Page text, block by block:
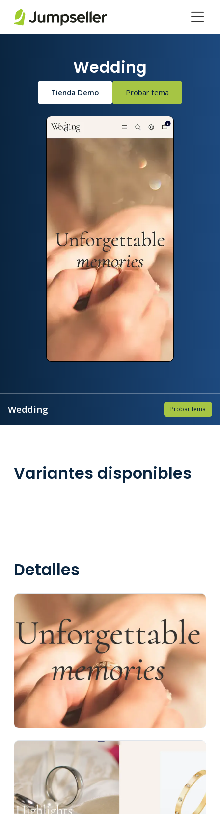
Wedding
Tienda Demo Probar tema
Wedding Probar tema
Variantes disponibles
Detalles